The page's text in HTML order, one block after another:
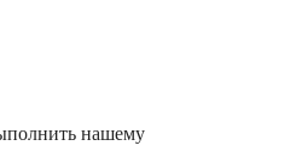
нашему